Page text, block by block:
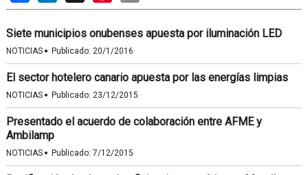
Siete municipios onubenses apuesta por iluminación LED
NOTICIAS · Publicado: 20/1/2016
El sector hotelero canario apuesta por las energías limpias
NOTICIAS · Publicado: 23/12/2015
Presentado el acuerdo de colaboración entre AFME y
Ambilamp
NOTICIAS · Publicado: 7/12/2015